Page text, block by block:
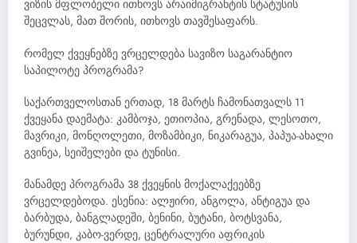
ვიზის მფლობელი ითხოვს არაიმიგრანტის სტატუსის
შეცვლას, მათ შორის, ითხოვს თავშესაფარს.
რომელ ქვეყნებზე ვრცელდება სავიზო საგარანტიო
საპილოტე პროგრამა?
საქართველოსთან ერთად, 18 მარტს ჩამონათვალს 11
ქვეყანა დაემატა: კამბოჯა, ეთიოპია, გრენადა, ლესოთო,
მავრიკი, მონღოლეთი, მოზამბიკი, ნიკარაგუა, პაპუა-ახალი
გვინეა, სეიშელები და ტუნისი.
მანამდე პროგრამა 38 ქვეყნის მოქალაქეებზე
ვრცელდებოდა. ესენია: ალჟირი, ანგოლა, ანტიგუა და
ბარბუდა, ბანგლადეში, ბენინი, ბუტანი, ბოტსვანა,
ბურუნდი, კაბო-ვერდე, ცენტრალური აფრიკის